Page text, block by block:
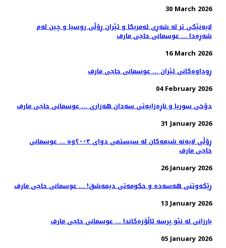
30 March 2026
لایەنێکی تر لە شەڕی ئەمریکا و ئێران ڕۆڵی روسیا و چین لەم
شەڕەدا ... عوسمانی حاجی مارف
16 March 2026
ڕوداوەکانی ئێران ... عوسمانی حاجی مارف
04 February 2026
دۆخی سوریا و ناڕەزایەتی سەدان هەزاری ... عوسمانی حاجی مارف
31 January 2026
ڕۆڵی لایەنە شیعەکان لە سیستمی دوای ٢٠٠٣وە ... عوسمانی
حاجی مارف
26 January 2026
ڕێکەوتنی هەسەدە و حکومەتی دیمەشق! ... عوسمانی حاجی مارف
13 January 2026
بارزانی لە نێو پرسە ئاڵۆزەکاندا ... عوسمانی حاجی مارف
05 January 2026